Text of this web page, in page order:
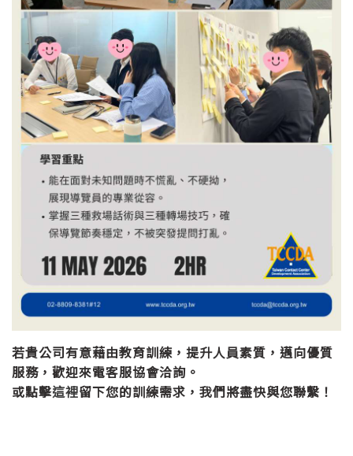
若貴公司有意藉由教育訓練，提升人員素質，邁向優質
服務，歡迎來電客服協會洽詢。
或點擊這裡留下您的訓練需求，我們將盡快與您聯繫！